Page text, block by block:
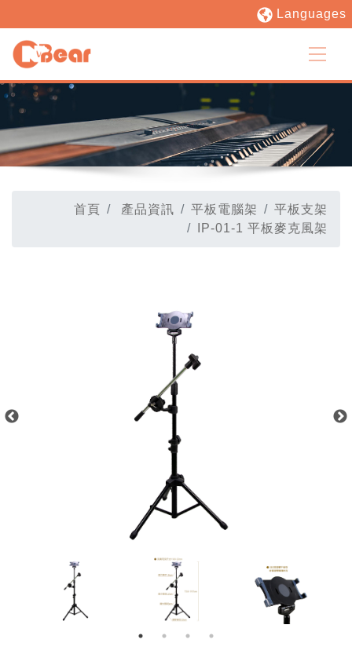
Languages
首頁 產品資訊 平板電腦架
平板支架
IP-01-1 平板麥克風架